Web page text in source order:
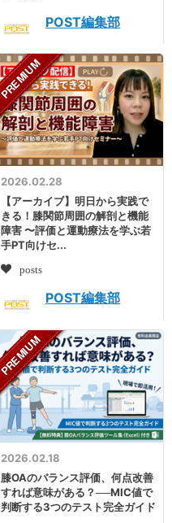
POST編集部
2026.02.28
【アーカイブ】明日から実践で
きる！膝関節周囲の解剖と機能
障害 〜評価と運動療法を学ぶ若
手PT向けセ...
posts
POST編集部
2026.02.18
膝OAのバランス評価、何点改善
すれば意味がある？──MIC値で
判断する3つのテスト完全ガイド